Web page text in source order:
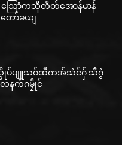
သြောံကသီုတိတ်အောန်မာန်
တော်ခယျ
သ္ကိုပ်ပျူသဝ်ထဳကအ်သံင်ဂှ် သီဂွံ
နက်ဂမၠိုင်